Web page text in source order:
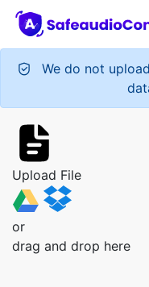
We do not
Upload File
or
drag and drop here